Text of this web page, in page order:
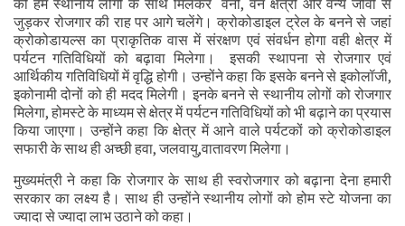
की हम स्थानीय लोगों के साथ मिलकर वनों, वन क्षेत्रों और वन्य जीवों से
जुड़कर रोजगार की राह पर आगे चलेंगे। क्रोकोडाइल ट्रेल के बनने से जहां
क्रोकोडायल्स का प्राकृतिक वास में संरक्षण एवं संवर्धन होगा वही क्षेत्र में
पर्यटन गतिविधियों को बढ़ावा मिलेगा। इसकी स्थापना से रोजगार एवं
आर्थिकीय गतिविधियों में वृद्धि होगी। उन्होंने कहा कि इसके बनने से इकोलॉजी,
इकोनामी दोनों को ही मदद मिलेगी। इनके बनने से स्थानीय लोगों को रोजगार
मिलेगा, होमस्टे के माध्यम से क्षेत्र में पर्यटन गतिविधियों को भी बढ़ाने का प्रयास
किया जाएगा। उन्होंने कहा कि क्षेत्र में आने वाले पर्यटकों को क्रोकोडाइल
सफारी के साथ ही अच्छी हवा, जलवायु,वातावरण मिलेगा।
मुख्यमंत्री ने कहा कि रोजगार के साथ ही स्वरोजगार को बढ़ाना देना हमारी
सरकार का लक्ष्य है। साथ ही उन्होंने स्थानीय लोगों को होम स्टे योजना का
ज्यादा से ज्यादा लाभ उठाने को कहा।